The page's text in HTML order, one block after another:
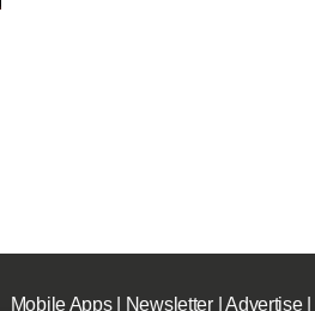
Mobile Apps| Newsletter|Advertise|